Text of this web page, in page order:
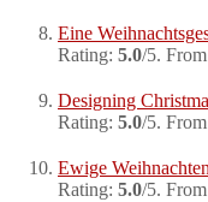
Eine
Rating: 5.0/5.
Designing
Rating: 5.0/5.
Ewige
Rating: 5.0/5.